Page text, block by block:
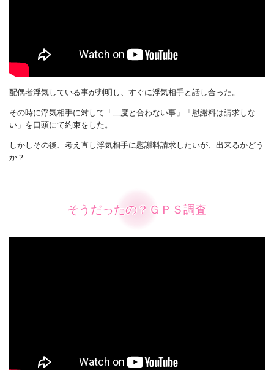
配偶者浮気している事が判明し、すぐに浮気相手と話し合った。
その時に浮気相手に対して「二度と合わない事」「慰謝料は請求しな
い」を口頭にて約束をした。
しかしその後、考え直し浮気相手に慰謝料請求したいが、出来るかどう
か？
そうだったの？ＧＰＳ調査